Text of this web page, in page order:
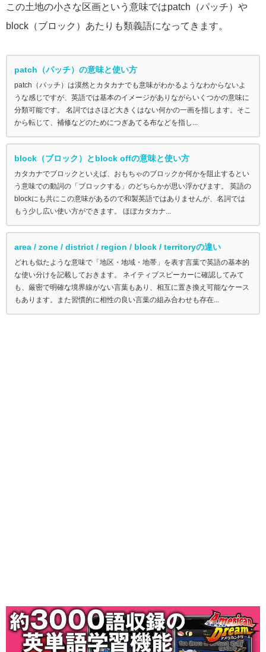
この土地の小さな区画という意味ではpatch（パッチ）や
block（ブロック）あたりも類義語になってきます。
patch（パッチ）の意味と使い方
patch（パッチ）は漠然とカタカナでも意味がわかるようなわからないよ
うな感じですが、英語では基本のイメージがありながらいくつかの意味に
分類可能です。 名詞ではさほど大きくはない何かの一画を指します。そこ
から転じて、補修などのためにつぎあてる布などを指し...
block（ブロック）とblock offの意味と使い方
カタカナでブロックといえば、おもちゃのブロックか何かを阻止するとい
う意味での動詞の「ブロックする」のどちらかが思い浮かびます。 英語の
blockにも共にこの意味があるので和製英語ではありませんが、名詞では
もう少し広い使い方ができます。 ほぼカタカナ...
area / zone / district / region / block / territoryの違い
どれも似たような意味で「地区・地域・地帯」を表す言葉で英語の基本的
な使い分けを記載しておきます。 ネイティブスピーカーに確認してみて
も、厳密で明確な境界線がない言葉もあり、相互に置き換え可能なケース
もあります。また習慣的に相性の良い言葉の組み合わせも存在...